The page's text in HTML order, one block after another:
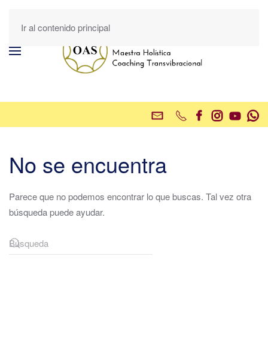
Ir al contenido principal
No se encuentra
Parece que no podemos encontrar lo que buscas. Tal vez otra
búsqueda puede ayudar.